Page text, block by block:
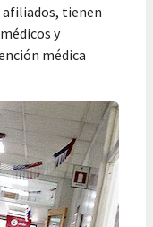
afiliados, tienen
y
médica